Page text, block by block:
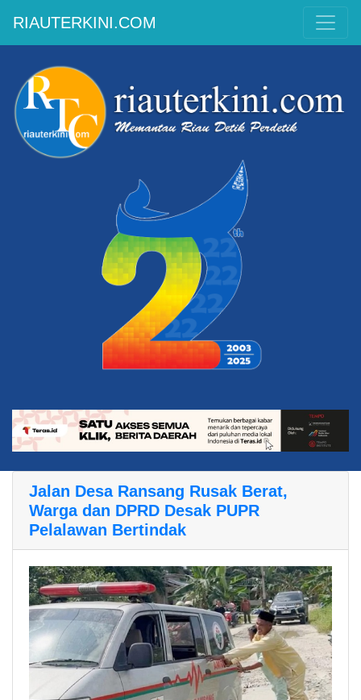
RIAUTERKINI.COM
Jalan Desa Ransang Rusak Berat,
Warga dan DPRD Desak PUPR
Pelalawan Bertindak